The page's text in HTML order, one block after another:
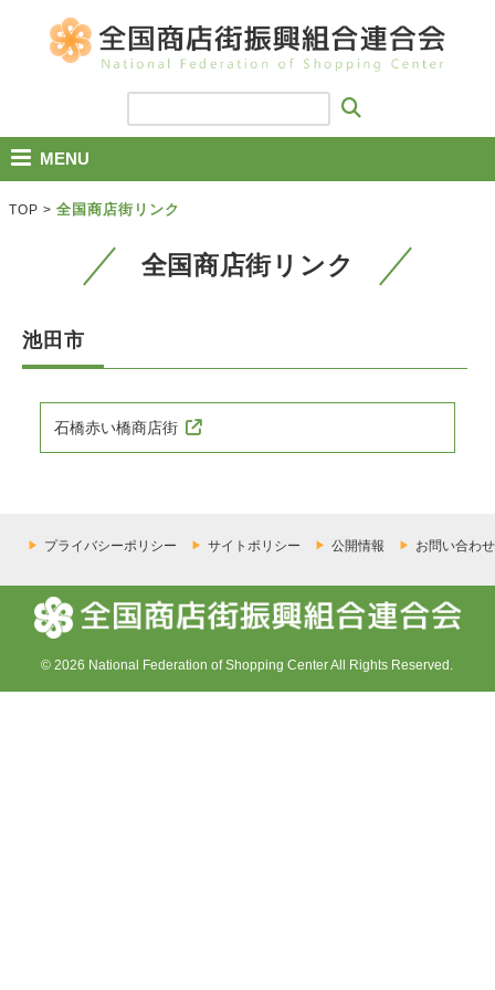
MENU
TOP > 全国商店街リンク
全国商店街リンク
池田市
石橋赤い橋商店街
プライバシーポリシー サイトポリシー 公開情報 お問い合わせ
© 2026 National Federation of Shopping Center All Rights Reserved.